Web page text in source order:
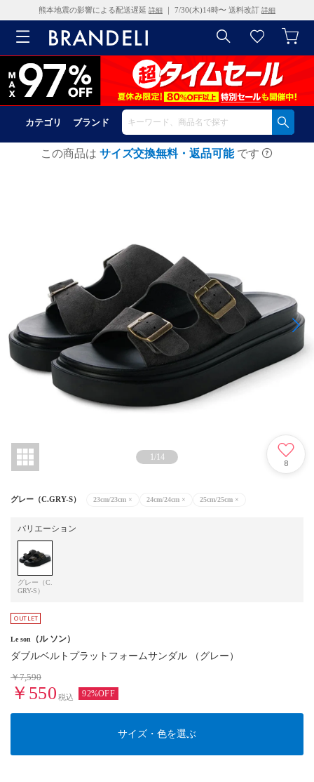
熊本地震の影響による配送遅延 詳細 ｜ 7/30(木)14時〜 送料改訂 詳細
カテゴリ ブランド
この商品は サイズ交換無料・返品可能 です
1/14
8
グレー（C.GRY-S） 23cm/23cm × 24cm/24cm × 25cm/25cm ×
バリエーション
グレー（C.
GRY-S）
Le son （ル ソン）
ダブルベルトプラットフォームサンダル （グレー）
￥7,590
￥550 税込 92%OFF
サイズ・色を選ぶ